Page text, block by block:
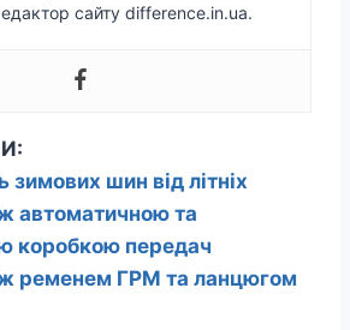
сайту difference.in.ua.
зимових шин від літніх
автоматичною та
коробкою передач
ременем ГРМ та ланцюгом